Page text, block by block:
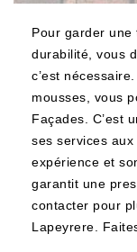
Pour garder
durabilité, vous
c’est
mousses, vous
Façades. C’est
ses services
expérience et
garantit une
contacter pour
Lapeyrere.